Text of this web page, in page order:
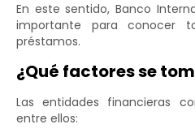
En este sentido, Banco
importante para conocer
préstamos.
¿Qué factores se
Las entidades financieras
entre ellos: